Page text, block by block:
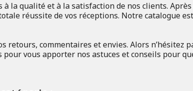
à la qualité et à la satisfaction de nos clients.
réussite de vos réceptions. Notre catalogue
retours, commentaires et envies. Alors n’hésitez
vous apporter nos astuces et conseils pour